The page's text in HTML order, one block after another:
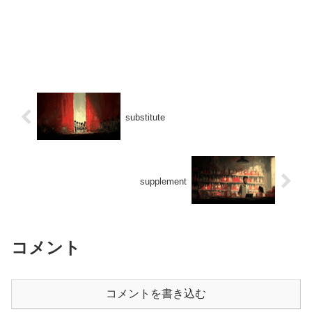
substitute
supplement
コメント
コメントを書き込む